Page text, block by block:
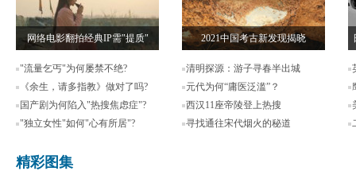
网络电影翻拍经典IP需"提质"
"流量乞丐"为何屡禁不绝?
《余生，请多指教》做对了吗?
国产剧为何陷入"热搜焦虑症"?
"独立女性"如何"心有所居"?
2021中国考古新发现揭晓
清明探源：游子寻春半出城
元代为何“庸医泛滥”？
西汉11座帝陵登上热搜
寻找通往宋代烟火的秘道
精彩图集